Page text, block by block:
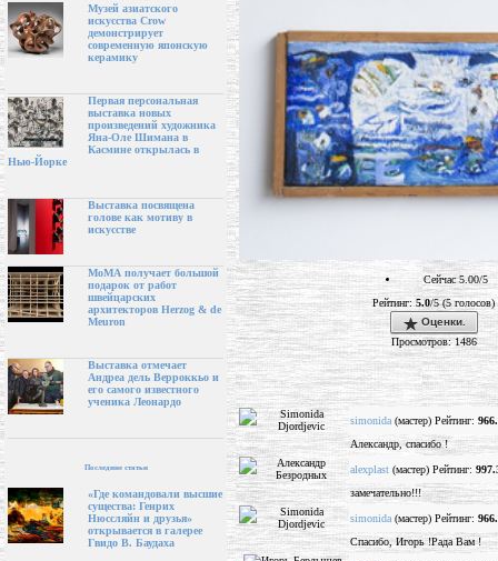
Музей азиатского
искусства Crow
демонстрирует
современную японскую
керамику
Первая персональная
выставка новых
произведений художника
Яна-Оле Шимана в
Касмине открылась в
Нью-Йорке
Выставка посвящена
голове как мотиву в
искусстве
МоМА получает большой
подарок от работ
швейцарских
архитекторов Herzog & de
Meuron
Выставка отмечает
Андреа дель Верроккьо и
его самого известного
ученика Леонардо
Последние статьи
«Где командовали высшие
существа: Генрих
Нюссляйн и друзья»
открывается в галерее
Гвидо В. Баудаха
Сейчас 5.00/5
Рейтинг:5.0/5 (5 голосов)
Оценки.
Просмотров: 1486
simonida (мастер) Рейтинг:
Александр, спасибо !
alexplast (мастер) Рейтинг:
замечательно!!!
simonida (мастер) Рейтинг:
Спасибо, Игорь !Рада Вам !